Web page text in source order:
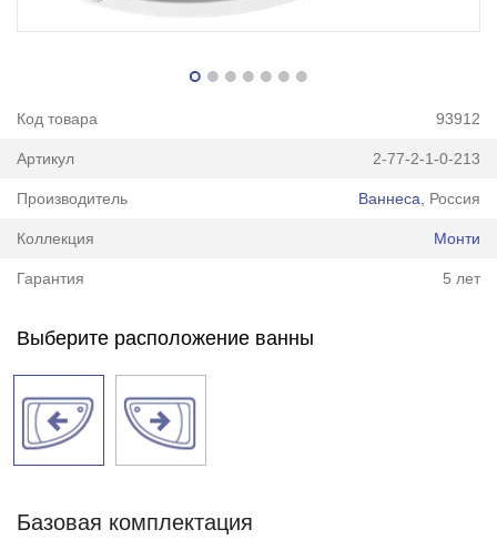
Код товара 93912
Артикул 2-77-2-1-0-213
Производитель Ваннеса , Россия
Коллекция Монти
Гарантия 5 лет
Выберите расположение ванны
Базовая комплектация